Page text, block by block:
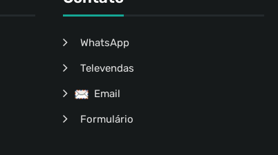
WhatsApp
Televendas
Email
Formulário